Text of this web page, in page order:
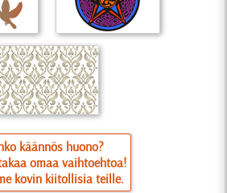
käännös huono?
omaa vaihtoehtoa!
kovin kiitollisia teille.